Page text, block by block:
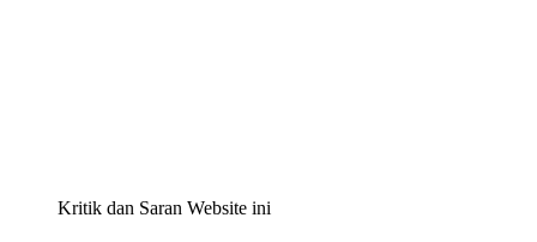
Kritik dan Saran Website ini